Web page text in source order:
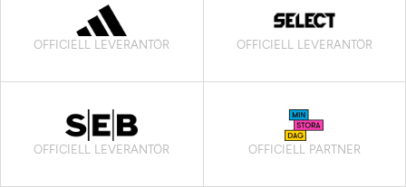
OFFICIELL LEVERANTÖR OFFICIELL LEVERANTÖR
OFFICIELL LEVERANTÖR OFFICIELL PARTNER